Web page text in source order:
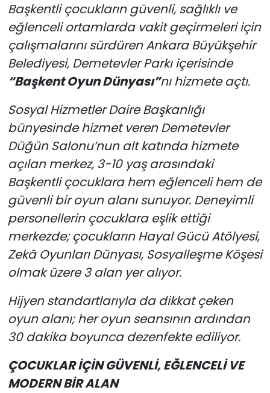
Başkentli çocukların güvenli, sağlıklı ve
eğlenceli ortamlarda vakit geçirmeleri için
çalışmalarını sürdüren Ankara Büyükşehir
Belediyesi, Demetevler Parkı içerisinde
“Başkent Oyun Dünyası”nı hizmete açtı.
Sosyal Hizmetler Daire Başkanlığı
bünyesinde hizmet veren Demetevler
Düğün Salonu’nun alt katında hizmete
açılan merkez, 3-10 yaş arasındaki
Başkentli çocuklara hem eğlenceli hem de
güvenli bir oyun alanı sunuyor. Deneyimli
personellerin çocuklara eşlik ettiği
merkezde; çocukların Hayal Gücü Atölyesi,
Zekâ Oyunları Dünyası, Sosyalleşme Köşesi
olmak üzere 3 alan yer alıyor.
Hijyen standartlarıyla da dikkat çeken
oyun alanı; her oyun seansının ardından
30 dakika boyunca dezenfekte ediliyor.
ÇOCUKLAR İÇİN GÜVENLİ, EĞLENCELİ VE
MODERN BİR ALAN